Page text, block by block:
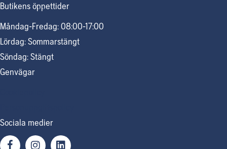
Butikens öppettider
Måndag-Fredag: 08:00-17:00
Lördag: Sommarstängt
Söndag: Stängt
Genvägar
Sociala medier